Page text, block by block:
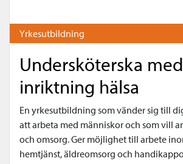
Yrkesutbildning
Undersköterska med
inriktning hälsa
En yrkesutbildning som vänder sig till
att arbeta med människor och som vill
och omsorg. Ger möjlighet till arbete
hemtjänst, äldreomsorg och